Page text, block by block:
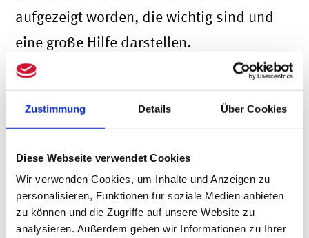
Zustimmung Details Über Cookies
Diese Webseite verwendet Cookies
Wir verwenden Cookies, um Inhalte und Anzeigen zu
personalisieren, Funktionen für soziale Medien anbieten
zu können und die Zugriffe auf unsere Website zu
analysieren. Außerdem geben wir Informationen zu Ihrer
aufgezeigt worden, die wichtig sind und
eine große Hilfe darstellen.
Erste Ausnahme:
Befand sich das Unternehmen per
diesen Status allerdings bis zum
Zeitpunkt der Antragstellung wieder
überwunden (z.B. Kapitalerhöhung durch